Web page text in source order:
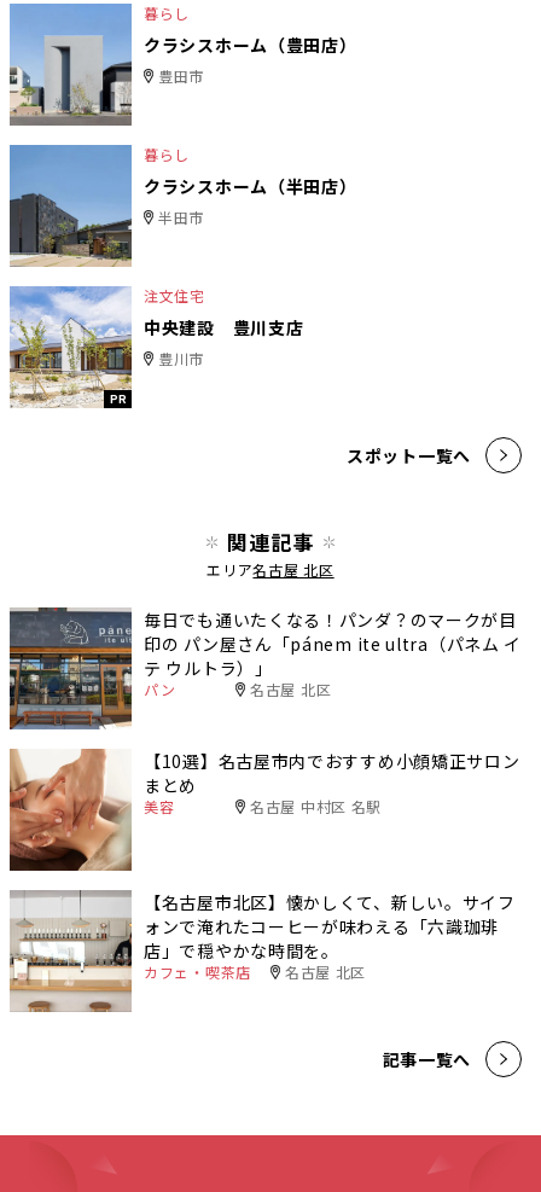
暮らし
クラシスホーム（豊田店）
豊田市
暮らし
クラシスホーム（半田店）
半田市
PR
注文住宅
中央建設 豊川支店
豊川市
スポット一覧へ
関連記事
エリア名古屋 北区
毎日でも通いたくなる！パンダ？のマークが目
印の パン屋さん「pánem ite ultra（パネム イ
テ ウルトラ）」
パン 名古屋 北区
【10選】名古屋市内でおすすめ小顔矯正サロン
まとめ
美容 名古屋 中村区 名駅
【名古屋市北区】懐かしくて、新しい。サイフ
ォンで淹れたコーヒーが味わえる「六識珈琲
店」で穏やかな時間を。
カフェ・喫茶店 名古屋 北区
記事一覧へ